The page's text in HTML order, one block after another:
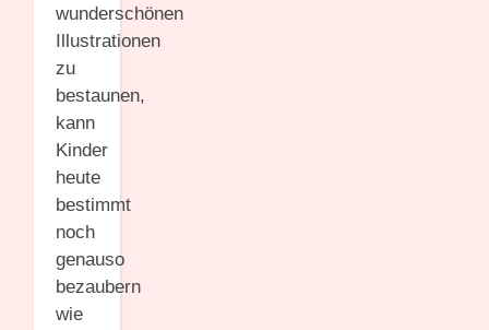
wunderschönen
Illustrationen
zu
bestaunen,
kann
Kinder
heute
bestimmt
noch
genauso
bezaubern
wie